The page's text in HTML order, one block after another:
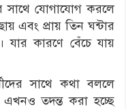
সাথে যোগাযোগ করলে
এবং প্রায় তিন ঘন্টার
যার কারণে বেঁচে যায়
সাথে কথা বললে
তদন্ত করা হচ্ছে